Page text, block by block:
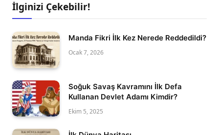
İlginizi Çekebilir!
Manda Fikri İlk Kez Nerede Reddedildi?
Ocak 7, 2026
Soğuk Savaş Kavramını İlk Defa
Kullanan Devlet Adamı Kimdir?
Ekim 5, 2025